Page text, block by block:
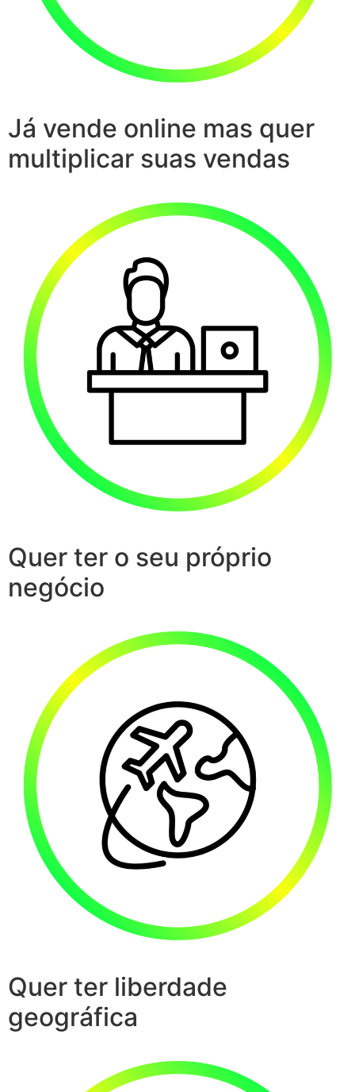
Já vende online mas quer
multiplicar suas vendas
Quer ter o seu próprio
negócio
Quer ter liberdade
geográfica